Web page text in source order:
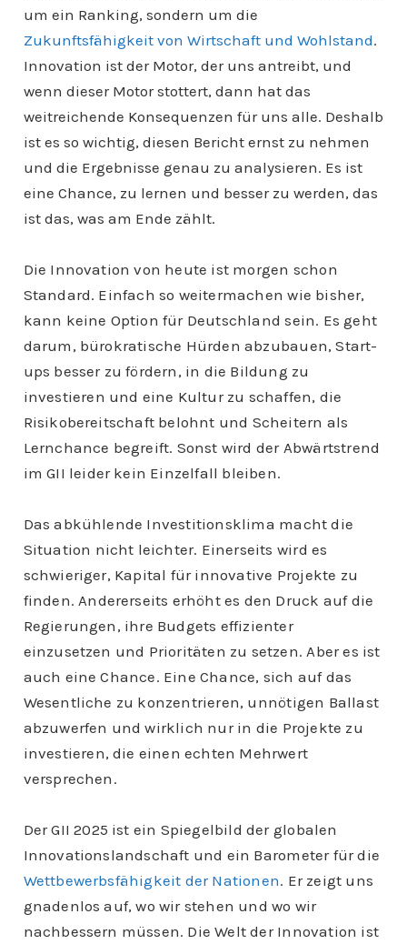
um ein Ranking, sondern um die
Zukunftsfähigkeit von Wirtschaft und Wohlstand.
Innovation ist der Motor, der uns antreibt, und
wenn dieser Motor stottert, dann hat das
weitreichende Konsequenzen für uns alle. Deshalb
ist es so wichtig, diesen Bericht ernst zu nehmen
und die Ergebnisse genau zu analysieren. Es ist
eine Chance, zu lernen und besser zu werden, das
ist das, was am Ende zählt.
Die Innovation von heute ist morgen schon
Standard. Einfach so weitermachen wie bisher,
kann keine Option für Deutschland sein. Es geht
darum, bürokratische Hürden abzubauen, Start-
ups besser zu fördern, in die Bildung zu
investieren und eine Kultur zu schaffen, die
Risikobereitschaft belohnt und Scheitern als
Lernchance begreift. Sonst wird der Abwärtstrend
im GII leider kein Einzelfall bleiben.
Das abkühlende Investitionsklima macht die
Situation nicht leichter. Einerseits wird es
schwieriger, Kapital für innovative Projekte zu
finden. Andererseits erhöht es den Druck auf die
Regierungen, ihre Budgets effizienter
einzusetzen und Prioritäten zu setzen. Aber es ist
auch eine Chance. Eine Chance, sich auf das
Wesentliche zu konzentrieren, unnötigen Ballast
abzuwerfen und wirklich nur in die Projekte zu
investieren, die einen echten Mehrwert
versprechen.
Der GII 2025 ist ein Spiegelbild der globalen
Innovationslandschaft und ein Barometer für die
Wettbewerbsfähigkeit der Nationen. Er zeigt uns
gnadenlos auf, wo wir stehen und wo wir
nachbessern müssen. Die Welt der Innovation ist